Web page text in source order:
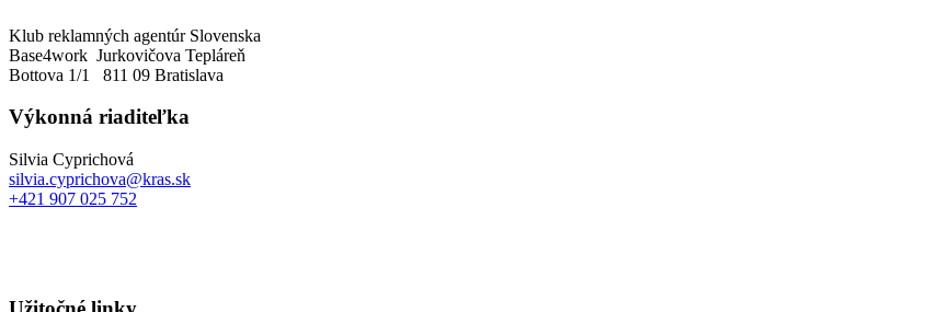
Klub reklamných agentúr Slovenska
Base4work Jurkovičova Tepláreň
Bottova 1/1 811 09 Bratislava
Výkonná riaditeľka
Silvia Cyprichová
silvia.cyprichova@kras.sk
+421 907 025 752